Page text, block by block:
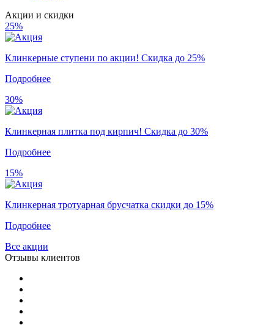
Акции и скидки
25%
Клинкерные ступени по акции! Скидка до 25%
Подробнее
30%
Клинкерная плитка под кирпич! Скидка до 30%
Подробнее
15%
Клинкерная тротуарная брусчатка скидки до 15%
Подробнее
Все акции
Отзывы клиентов